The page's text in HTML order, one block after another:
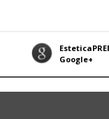
Google+